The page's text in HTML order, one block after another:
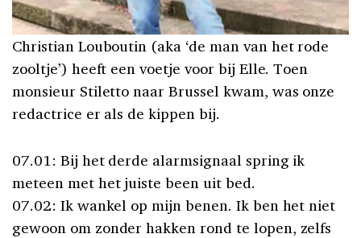
Christian Louboutin (aka ‘de man van het rode
zooltje’) heeft een voetje voor bij Elle. Toen
monsieur Stiletto naar Brussel kwam, was onze
redactrice er als de kippen bij.
07.01: Bij het derde alarmsignaal spring ik
meteen met het juiste been uit bed.
07.02: Ik wankel op mijn benen. Ik ben het niet
gewoon om zonder hakken rond te lopen, zelfs